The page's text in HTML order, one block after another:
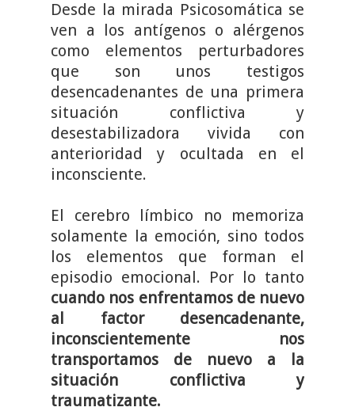
Desde la mirada Psicosomática se
ven a los antígenos o alérgenos
como elementos perturbadores
que son unos testigos
desencadenantes de una primera
situación conflictiva y
desestabilizadora vivida con
anterioridad y ocultada en el
inconsciente.
El cerebro límbico no memoriza
solamente la emoción, sino todos
los elementos que forman el
episodio emocional. Por lo tanto
cuando nos enfrentamos de nuevo
al factor desencadenante,
inconscientemente nos
transportamos de nuevo a la
situación conflictiva y
traumatizante.